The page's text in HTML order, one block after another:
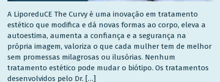
A LiporeduCE The Curvy é uma inovação em tratamento
estético que modifica e dá novas formas ao corpo, eleva a
autoestima, aumenta a confiança e a segurança na
própria imagem, valoriza o que cada mulher tem de melhor
sem promessas milagrosas ou ilusórias. Nenhum
tratamento estético pode mudar o biótipo. Os tratamentos
desenvolvidos pelo Dr. […]